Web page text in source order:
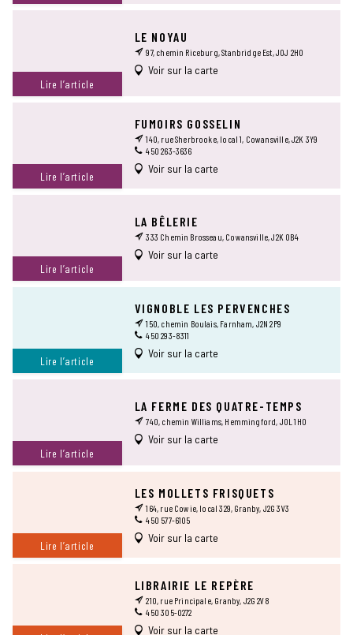
Lire l’article
LE NOYAU
97, chemin Riceburg, Stanbridge Est, J0J 2H0
Voir sur la carte
Lire l’article
FUMOIRS GOSSELIN
140, rue Sherbrooke, local 1, Cowansville, J2K 3Y9
450 263-3636
Voir sur la carte
Lire l’article
LA BÊLERIE
333 Chemin Brosseau, Cowansville, J2K 0B4
Voir sur la carte
Lire l’article
VIGNOBLE LES PERVENCHES
150, chemin Boulais, Farnham, J2N 2P9
450 293-8311
Voir sur la carte
Lire l’article
LA FERME DES QUATRE-TEMPS
740, chemin Williams, Hemmingford, J0L 1H0
Voir sur la carte
Lire l’article
LES MOLLETS FRISQUETS
164, rue Cowie, local 329, Granby, J2G 3V3
450 577-6105
Voir sur la carte
LIBRAIRIE LE REPÈRE
210, rue Principale, Granby, J2G 2V8
450 305-0272
Voir sur la carte